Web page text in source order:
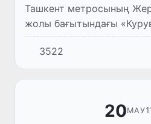
Ташкент метросының
жолы бағытындағы
— Янгиабад (6-бекет)”
пойыз қозғалысы
3522
20МАУ